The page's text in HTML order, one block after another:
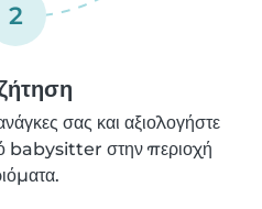
2
σας και αξιολογήστε
babysitter στην περιοχή